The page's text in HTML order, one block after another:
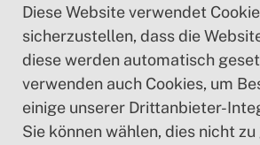
Diese Website verwendet
sicherzustellen, dass die
diese werden automatisch
verwenden auch Cookies, um
einige unserer Drittanbieter-
Sie können wählen, dies nicht